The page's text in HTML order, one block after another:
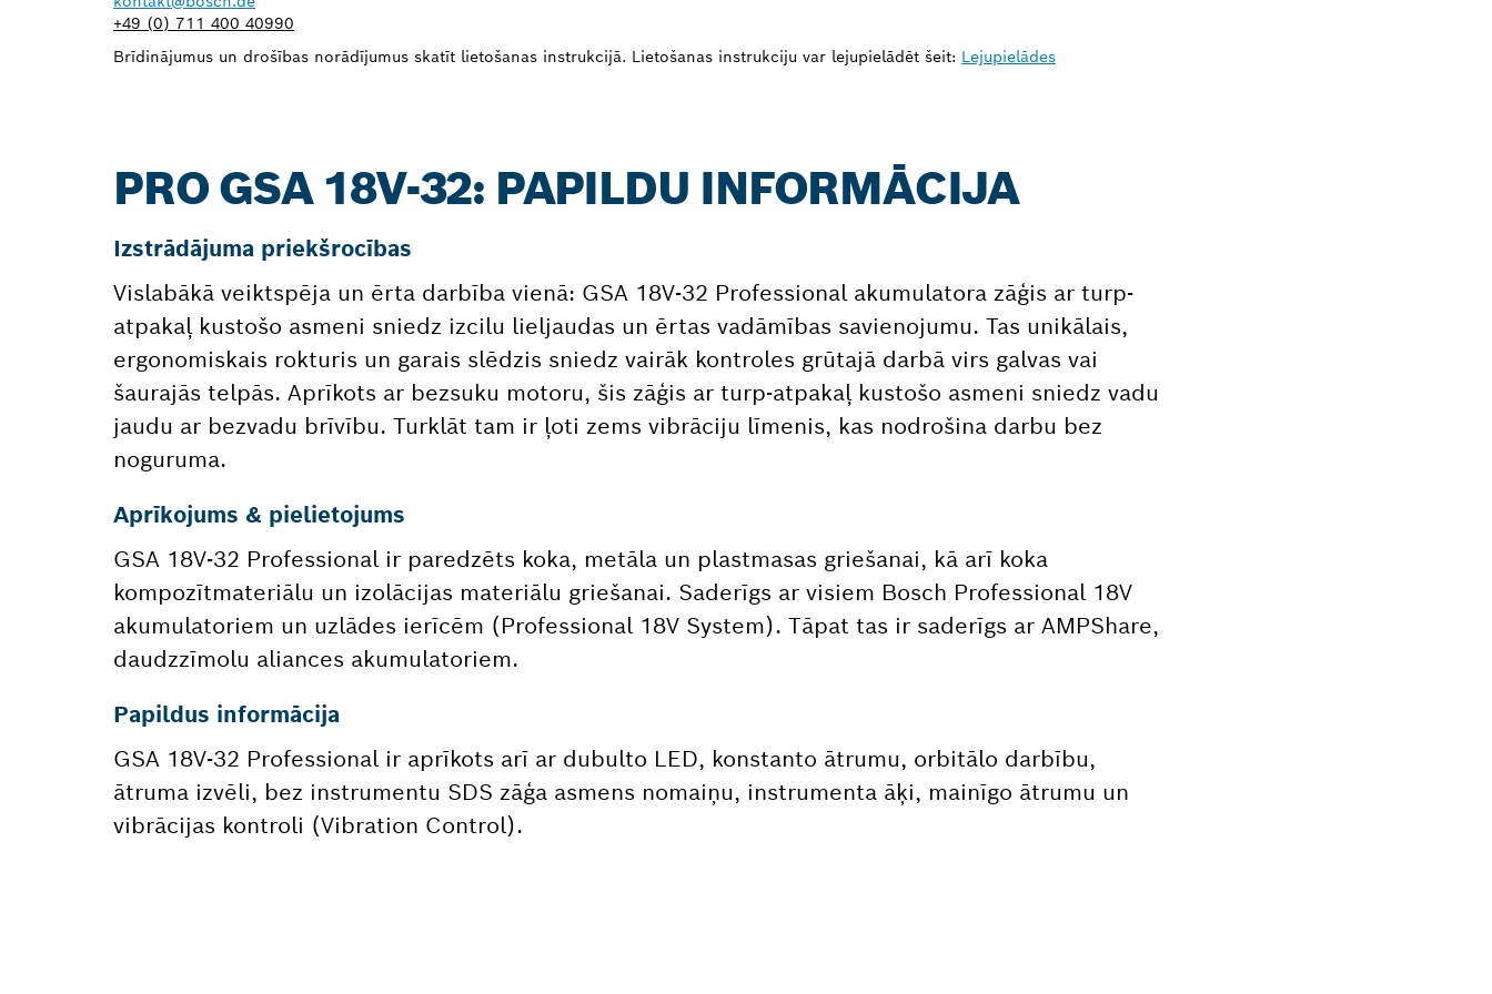
+49 (0) 711 400 40990
Brīdinājumus un drošības norādījumus skatīt lietošanas instrukcijā. Lietošanas instrukciju var lejupielādēt šeit: Lejupielādes
PRO GSA 18V-32: PAPILDU INFORMĀCIJA
Izstrādājuma priekšrocības
Vislabākā veiktspēja un ērta darbība vienā: GSA 18V-32 Professional akumulatora zāģis ar turp-
atpakaļ kustošo asmeni sniedz izcilu lieljaudas un ērtas vadāmības savienojumu. Tas unikālais,
ergonomiskais rokturis un garais slēdzis sniedz vairāk kontroles grūtajā darbā virs galvas vai
šaurajās telpās. Aprīkots ar bezsuku motoru, šis zāģis ar turp-atpakaļ kustošo asmeni sniedz vadu
jaudu ar bezvadu brīvību. Turklāt tam ir ļoti zems vibrāciju līmenis, kas nodrošina darbu bez
noguruma.
Aprīkojums & pielietojums
GSA 18V-32 Professional ir paredzēts koka, metāla un plastmasas griešanai, kā arī koka
kompozītmateriālu un izolācijas materiālu griešanai. Saderīgs ar visiem Bosch Professional 18V
akumulatoriem un uzlādes ierīcēm (Professional 18V System). Tāpat tas ir saderīgs ar AMPShare,
daudzzīmolu aliances akumulatoriem.
Papildus informācija
GSA 18V-32 Professional ir aprīkots arī ar dubulto LED, konstanto ātrumu, orbitālo darbību,
ātruma izvēli, bez instrumentu SDS zāģa asmens nomaiņu, instrumenta āķi, mainīgo ātrumu un
vibrācijas kontroli (Vibration Control).